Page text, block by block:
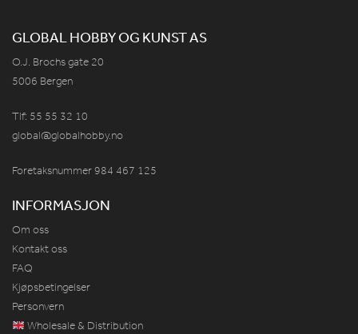
GLOBAL HOBBY OG KUNST AS
O.J. Brochs gate 20
5006 Bergen
Tlf: 55 55 32 10
global@globalhobby.no
Foretaksnummer 984 467 125
INFORMASJON
Om oss
Kontakt oss
FAQ
Kjøpsbetingelser
Personvern
Wholesale & Distribution